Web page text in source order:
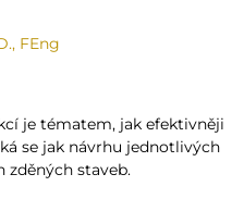
FEng
je tématem, jak efektivněji
se jak návrhu jednotlivých
zděných staveb.